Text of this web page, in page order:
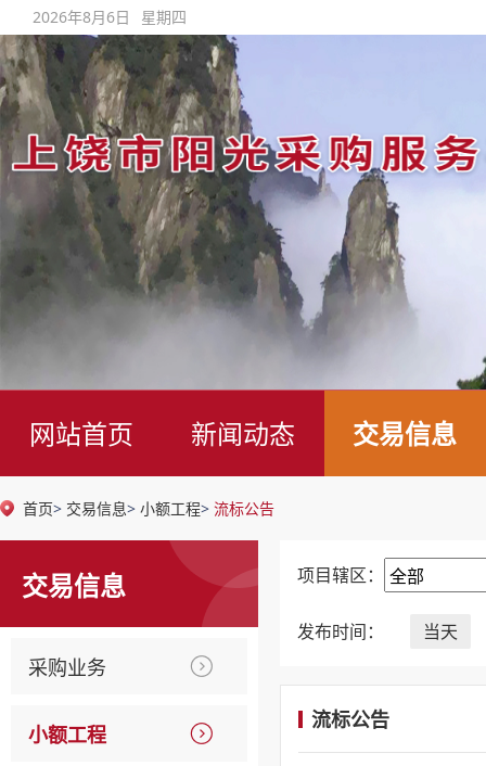
2026年8月6日 星期四
网站首页 新闻动态 交易信息
首页> 交易信息> 小额工程> 流标公告
交易信息
采购业务
小额工程
项目辖区：
发布时间： 当天
流标公告